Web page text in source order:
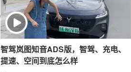
智驾岚图知音ADS版，智驾、充电、
提速、空间到底怎么样